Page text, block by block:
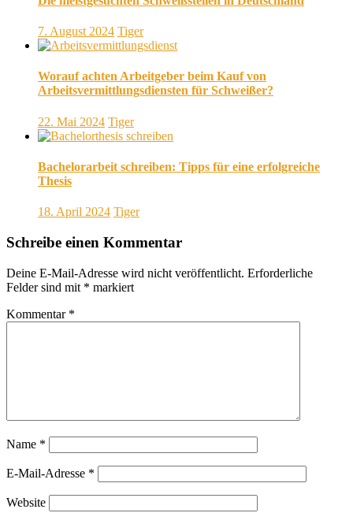
7. August 2024 Tiger
Worauf achten Arbeitgeber beim Kauf von
Arbeitsvermittlungsdiensten für Schweißer?
22. Mai 2024 Tiger
Bachelorarbeit schreiben: Tipps für eine erfolgreiche
Thesis
18. April 2024 Tiger
Schreibe einen Kommentar
Deine E-Mail-Adresse wird nicht veröffentlicht. Erforderliche
Felder sind mit * markiert
Kommentar *
Name *
E-Mail-Adresse *
Website